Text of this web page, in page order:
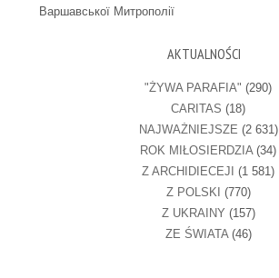
Варшавської Митрополії
AKTUALNOŚCI
"ŻYWA PARAFIA" (290)
CARITAS (18)
NAJWAŻNIEJSZE (2 631)
ROK MIŁOSIERDZIA(34)
Z ARCHIDIECEJI (1 581)
Z POLSKI (770)
Z UKRAINY (157)
ZE ŚWIATA(46)